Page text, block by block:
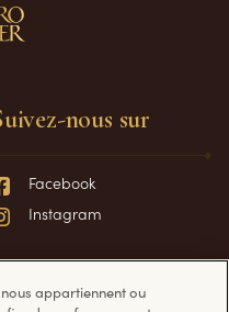
nous sur
Facebook
Instagram
appartiennent ou